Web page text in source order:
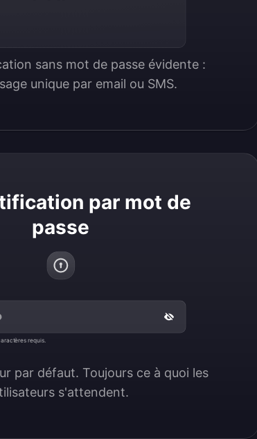
sans mot de passe évidente :
unique par email ou SMS.
par mot de
passe
requis.
par défaut. Toujours ce à quoi les
s'attendent.